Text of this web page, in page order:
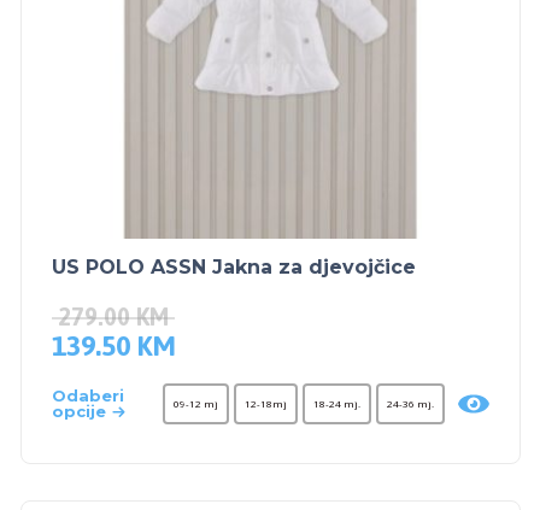
US POLO ASSN Jakna za djevojčice
279.00KM
139.50 KM
Odaberi
opcije
09-12 mj 12-18mj 18-24 mj. 24-36 mj.